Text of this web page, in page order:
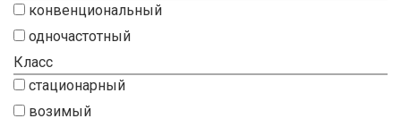
конвенциональный
одночастотный
Класс
стационарный
возимый